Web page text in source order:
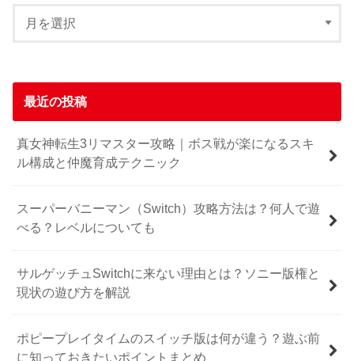
最近の投稿
真女神転生3リマスター攻略｜ボス戦が楽になるスキ
ル構成と仲魔育成テクニック
スーパーバニーマン（Switch）攻略方法は？何人で遊
べる？レベルについても
サルゲッチュSwitchに来ない理由とは？ソニー版権と
現状の遊び方を解説
ポピープレイタイムのスイッチ版は何が違う？遊ぶ前
に知っておきたいポイントまとめ